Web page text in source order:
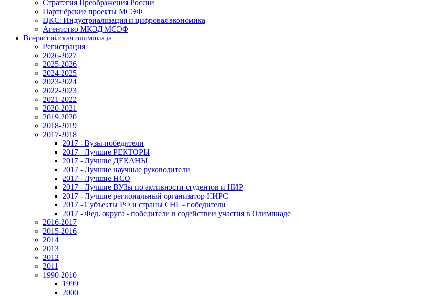
Стратегия Преображения России
Партнёрские проекты МСЭФ
ЦКС: Индустриализация и цифровая экономика
Агентство МКЭД МСЭФ
Всероссийская олимпиада
Регистрация
2026-2027
2025-2026
2024-2025
2023-2024
2022-2023
2021-2022
2020-2021
2019-2020
2018-2019
2017-2018
2017 - Вузы-победители
2017 - Лучшие РЕКТОРЫ
2017 - Лучшие ДЕКАНЫ
2017 - Лучшие научные руководители
2017 - Лучшие НСО
2017 - Лучшие ВУЗы по активности студентов и НИР
2017 - Лучшие региональный организатор НИРС
2017 - Субъекты РФ и страны СНГ - победители
2017 - Фед. округа - победители в содействии участия в Олимпиаде
2016-2017
2015-2016
2014
2013
2012
2011
1990-2010
1999
2000